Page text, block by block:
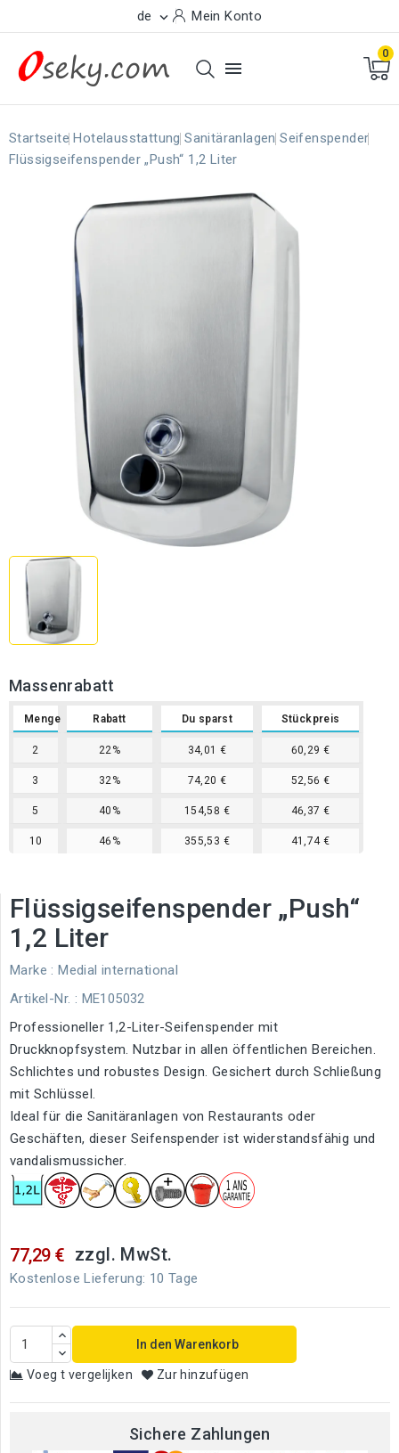
de  Mein Konto

0
Startseite Hotelausstattung Sanitäranlagen Seifenspender
Flüssigseifenspender „Push“ 1,2 Liter
Massenrabatt
Menge Rabatt Du sparst Stückpreis
2 22% 34,01 € 60,29 €
3 32% 74,20 € 52,56 €
5 40% 154,58 € 46,37 €
10 46% 355,53 € 41,74 €
Flüssigseifenspender „Push“
1,2 Liter
Marke : Medial international
Artikel-Nr. : ME105032
Professioneller 1,2-Liter-Seifenspender mit
Druckknopfsystem. Nutzbar in allen öffentlichen Bereichen.
Schlichtes und robustes Design. Gesichert durch Schließung
mit Schlüssel.
Ideal für die Sanitäranlagen von Restaurants oder
Geschäften, dieser Seifenspender ist widerstandsfähig und
vandalismussicher.
77,29 € zzgl. MwSt.
Kostenlose Lieferung: 10 Tage
In den Warenkorb
Voeg t vergelijken Zur hinzufügen
Sichere Zahlungen